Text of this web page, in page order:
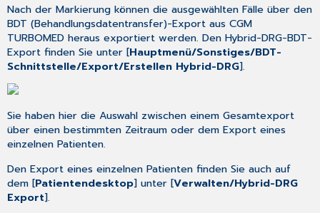
Nach der Markierung können die ausgewählten Fälle über den
BDT (Behandlungsdatentransfer)-Export aus CGM
TURBOMED heraus exportiert werden. Den Hybrid-DRG-BDT-
Export finden Sie unter [Hauptmenü/Sonstiges/BDT-
Schnittstelle/Export/Erstellen Hybrid-DRG].
Sie haben hier die Auswahl zwischen einem Gesamtexport
über einen bestimmten Zeitraum oder dem Export eines
einzelnen Patienten.
Den Export eines einzelnen Patienten finden Sie auch auf
dem [Patientendesktop] unter [Verwalten/Hybrid-DRG
Export].